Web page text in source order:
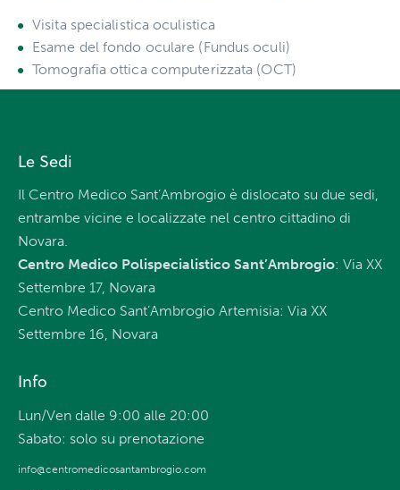
Visita specialistica oculistica
Esame del fondo oculare (Fundus oculi)
Tomografia ottica computerizzata (OCT)
Le Sedi
Il Centro Medico Sant’Ambrogio è dislocato su due sedi,
entrambe vicine e localizzate nel centro cittadino di
Novara.
Centro Medico Polispecialistico Sant’Ambrogio: Via XX
Settembre 17, Novara
Centro Medico Sant’Ambrogio Artemisia: Via XX
Settembre 16, Novara
Info
Lun/Ven dalle 9:00 alle 20:00
Sabato: solo su prenotazione
info@centromedicosantambrogio.com